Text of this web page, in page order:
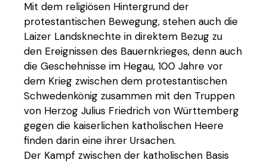
Mit dem religiösen Hintergrund der
protestantischen Bewegung, stehen auch die
Laizer Landsknechte in direktem Bezug zu
den Ereignissen des Bauernkrieges, denn auch
die Geschehnisse im Hegau, 100 Jahre vor
dem Krieg zwischen dem protestantischen
Schwedenkönig zusammen mit den Truppen
von Herzog Julius Friedrich von Württemberg
gegen die kaiserlichen katholischen Heere
finden darin eine ihrer Ursachen.
Der Kampf zwischen der katholischen Basis